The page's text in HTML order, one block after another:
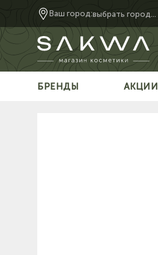
Ваш город:выбрать город...
БРЕНДЫ АКЦИИ